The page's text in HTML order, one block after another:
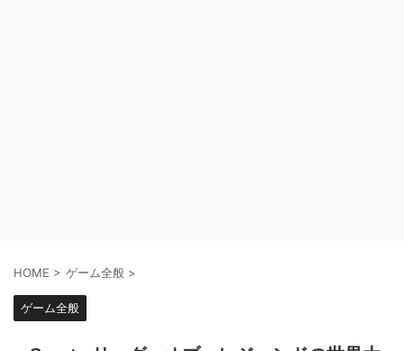
HOME > ゲーム全般 >
ゲーム全般